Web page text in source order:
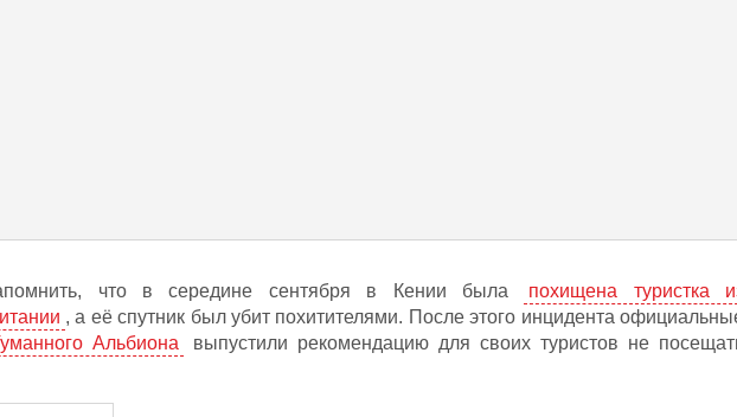
что в середине сентября в Кении была
похищена туристка
, а её спутник был убит похитителями. После этого инцидента
Альбиона
выпустили рекомендацию для своих туристов не